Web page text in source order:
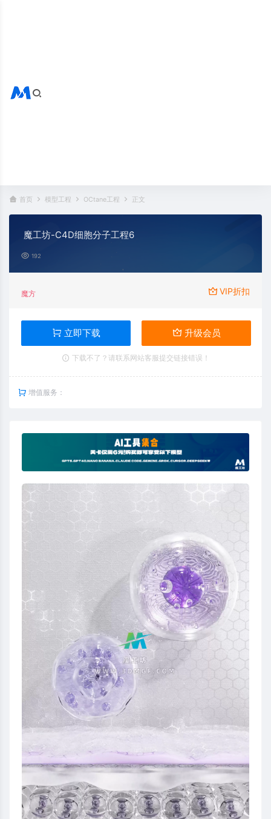
首页 模型工程 OCtane工程 正文
魔工坊-C4D细胞分子工程6
192
魔方 VIP折扣
立即下载 升级会员
下载不了？请联系网站客服提交链接错误！
增值服务：